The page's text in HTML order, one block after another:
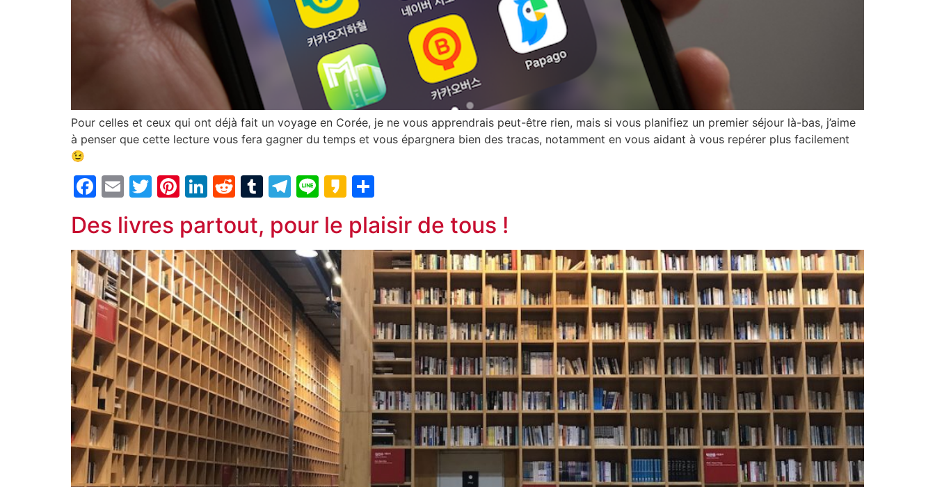
Pour celles et ceux qui ont déjà fait un voyage en Corée, je ne vous apprendrais peut-être rien, mais si vous planifiez un premier séjour là-bas, j’aime
à penser que cette lecture vous fera gagner du temps et vous épargnera bien des tracas, notamment en vous aidant à vous repérer plus facilement
😉
Facebook
EmailTwitter
Pinterest
LinkedIn
Reddit
Tumblr
Telegram
LineKakao
Des livres partout, pour le plaisir de tous !